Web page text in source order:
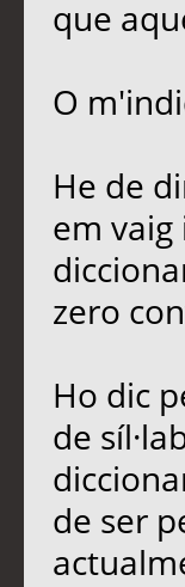
que
O
He de
em vaig
zero
Ho dic
de
de ser